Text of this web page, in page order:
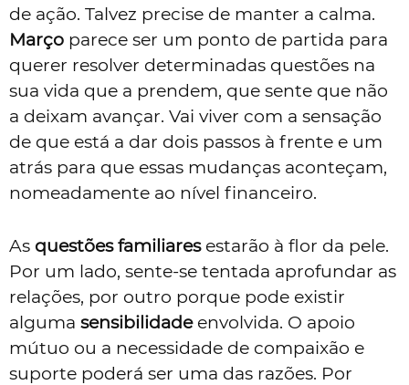
de ação. Talvez precise de manter a calma.
Março parece ser um ponto de partida para
querer resolver determinadas questões na
sua vida que a prendem, que sente que não
a deixam avançar. Vai viver com a sensação
de que está a dar dois passos à frente e um
atrás para que essas mudanças aconteçam,
nomeadamente ao nível financeiro.
As questões familiaresestarão à flor da pele.
Por um lado, sente-se tentada aprofundar as
relações, por outro porque pode existir
alguma sensibilidadeenvolvida. O apoio
mútuo ou a necessidade de compaixão e
suporte poderá ser uma das razões. Por